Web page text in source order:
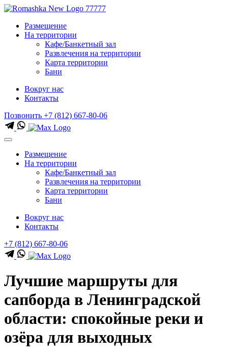
Размещение
На территории
Кафе/Банкетный зал
Развлечения на территории
Карта территории
Бани
Вокруг нас
Контакты
Позвонить +7 (812) 667-80-06
Размещение
На территории
Кафе/Банкетный зал
Развлечения на территории
Карта территории
Бани
Вокруг нас
Контакты
+7 (812) 667-80-06
Лучшие маршруты для
сапборда в Ленинградской
области: спокойные реки и
озёра для выходных